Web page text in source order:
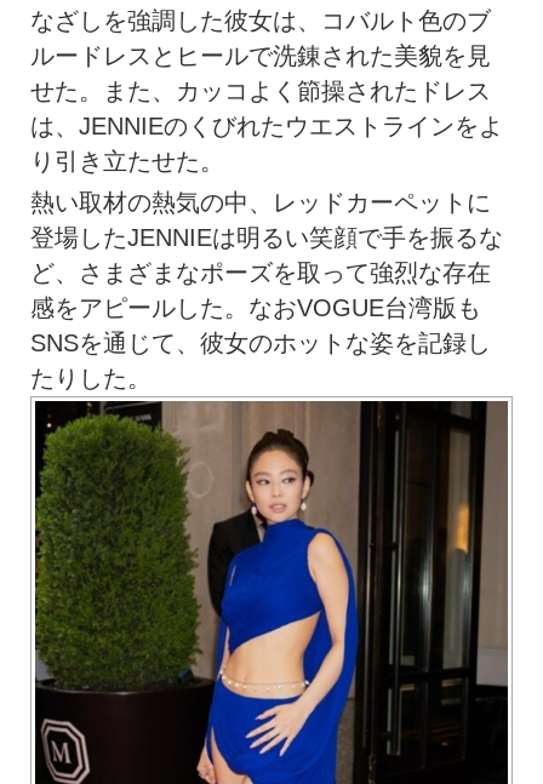
なざしを強調した彼女は、コバルト色のブ
ルードレスとヒールで洗錬された美貌を見
せた。また、カッコよく節操されたドレス
は、JENNIEのくびれたウエストラインをよ
り引き立たせた。
熱い取材の熱気の中、レッドカーペットに
登場したJENNIEは明るい笑顔で手を振るな
ど、さまざまなポーズを取って強烈な存在
感をアピールした。なおVOGUE台湾版も
SNSを通じて、彼女のホットな姿を記録し
たりした。